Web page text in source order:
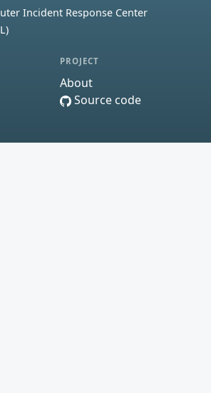
Incident Response Center
PROJECT
About
Source code